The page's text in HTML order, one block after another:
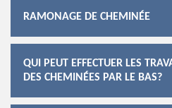
RAMONAGE DE CHEMINÉE
QUI PEUT EFFECTUER LES
DES CHEMINÉES PAR LE BAS?